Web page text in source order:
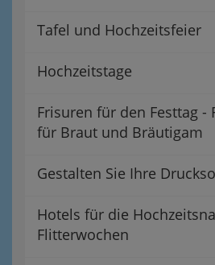
Tafel und Hochzeitsfeier
Hochzeitstage
Frisuren für den Festtag -
für Braut und Bräutigam
Gestalten Sie Ihre
Hotels für die
Flitterwochen